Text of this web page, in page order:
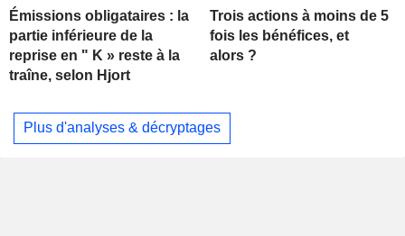
Émissions obligataires : la
partie inférieure de la
reprise en " K » reste à la
traîne, selon Hjort
Trois actions à moins de 5
fois les bénéfices, et
alors ?
Plus d'analyses & décryptages